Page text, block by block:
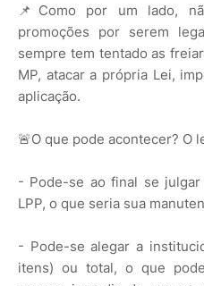
📌Como por um lado,
promoções por serem
sempre tem tentado as
MP, atacar a própria Lei,
aplicação.
🚨O que pode acontecer? O
- Pode-se ao final se
LPP, o que seria sua
- Pode-se alegar a
itens) ou total, o que